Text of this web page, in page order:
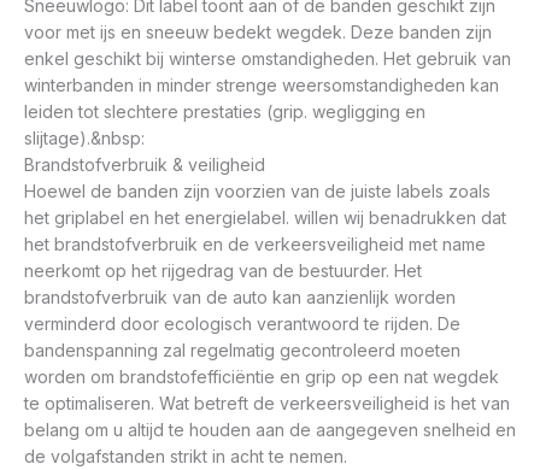
Sneeuwlogo: Dit label toont aan of de banden geschikt zijn
voor met ijs en sneeuw bedekt wegdek. Deze banden zijn
enkel geschikt bij winterse omstandigheden. Het gebruik van
winterbanden in minder strenge weersomstandigheden kan
leiden tot slechtere prestaties (grip. wegligging en
slijtage).&nbsp:
Brandstofverbruik & veiligheid
Hoewel de banden zijn voorzien van de juiste labels zoals
het griplabel en het energielabel. willen wij benadrukken dat
het brandstofverbruik en de verkeersveiligheid met name
neerkomt op het rijgedrag van de bestuurder. Het
brandstofverbruik van de auto kan aanzienlijk worden
verminderd door ecologisch verantwoord te rijden. De
bandenspanning zal regelmatig gecontroleerd moeten
worden om brandstofefficiëntie en grip op een nat wegdek
te optimaliseren. Wat betreft de verkeersveiligheid is het van
belang om u altijd te houden aan de aangegeven snelheid en
de volgafstanden strikt in acht te nemen.